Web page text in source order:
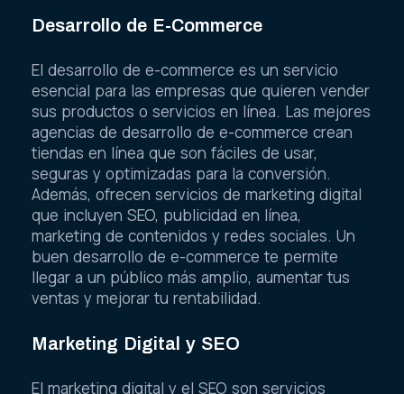
Desarrollo de E-Commerce
El desarrollo de e-commerce es un servicio
esencial para las empresas que quieren vender
sus productos o servicios en línea. Las mejores
agencias de desarrollo de e-commerce crean
tiendas en línea que son fáciles de usar,
seguras y optimizadas para la conversión.
Además, ofrecen servicios de marketing digital
que incluyen SEO, publicidad en línea,
marketing de contenidos y redes sociales. Un
buen desarrollo de e-commerce te permite
llegar a un público más amplio, aumentar tus
ventas y mejorar tu rentabilidad.
Marketing Digital y SEO
El marketing digital y el SEO son servicios